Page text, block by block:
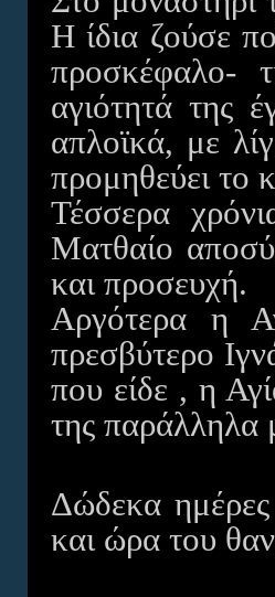
Η ίδια ζούσε
προσκέφαλο-
αγιότητά της
απλοϊκά, με
προμηθεύει το
Τέσσερα
Ματθαίο
και προσευχή.
Αργότερα η
πρεσβύτερο
που είδε , η
της παράλληλα
Δώδεκα
και ώρα του